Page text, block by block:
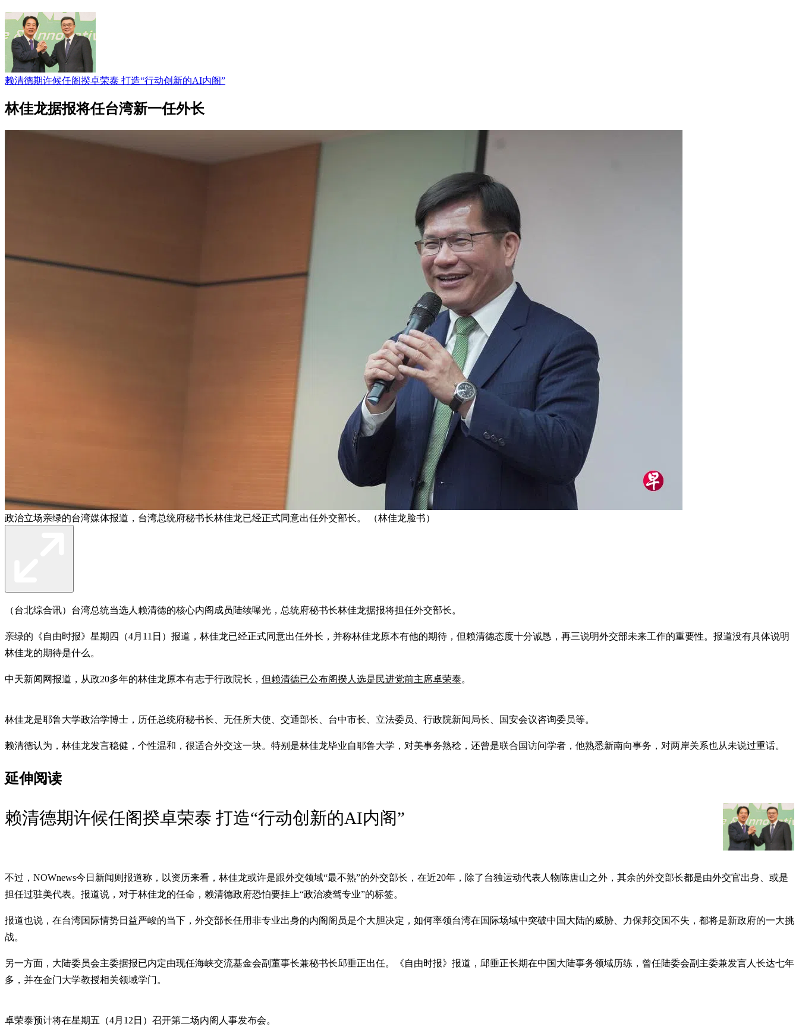
赖清德期许候任阁揆卓荣泰 打造“行动创新的AI内阁”
林佳龙据报将任台湾新一任外长
政治立场亲绿的台湾媒体报道，台湾总统府秘书长林佳龙已经正式同意出任外交部长。 （林佳龙脸书）
（台北综合讯）台湾总统当选人赖清德的核心内阁成员陆续曝光，总统府秘书长林佳龙据报将担任外交部长。
亲绿的《自由时报》星期四（4月11日）报道，林佳龙已经正式同意出任外长，并称林佳龙原本有他的期待，但赖清德态度十分诚恳，再三说明外交部未来工作的重要性。报道没有具体说明
林佳龙的期待是什么。
中天新闻网报道，从政20多年的林佳龙原本有志于行政院长， 但赖清德已公布阁揆人选是民进党前主席卓荣泰。
林佳龙是耶鲁大学政治学博士，历任总统府秘书长、无任所大使、交通部长、台中市长、立法委员、行政院新闻局长、国安会议咨询委员等。
赖清德认为，林佳龙发言稳健，个性温和，很适合外交这一块。特别是林佳龙毕业自耶鲁大学，对美事务熟稔，还曾是联合国访问学者，他熟悉新南向事务，对两岸关系也从未说过重话。
延伸阅读
赖清德期许候任阁揆卓荣泰 打造“行动创新的AI内阁”
不过，NOWnews今日新闻则报道称，以资历来看，林佳龙或许是跟外交领域“最不熟”的外交部长，在近20年，除了台独运动代表人物陈唐山之外，其余的外交部长都是由外交官出身、或是
担任过驻美代表。报道说，对于林佳龙的任命，赖清德政府恐怕要挂上“政治凌驾专业”的标签。
报道也说，在台湾国际情势日益严峻的当下，外交部长任用非专业出身的内阁阁员是个大胆决定，如何率领台湾在国际场域中突破中国大陆的威胁、力保邦交国不失，都将是新政府的一大挑
战。
另一方面，大陆委员会主委据报已内定由现任海峡交流基金会副董事长兼秘书长邱垂正出任。《自由时报》报道，邱垂正长期在中国大陆事务领域历练，曾任陆委会副主委兼发言人长达七年
多，并在金门大学教授相关领域学门。
卓荣泰预计将在星期五（4月12日）召开第二场内阁人事发布会。